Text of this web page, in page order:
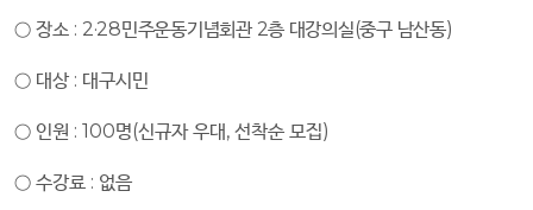
○ 장소 : 2·28민주운동기념회관 2층 대강의실(중구 남산동)
○ 대상 : 대구시민
○ 인원 : 100명(신규자 우대, 선착순 모집)
○ 수강료 : 없음